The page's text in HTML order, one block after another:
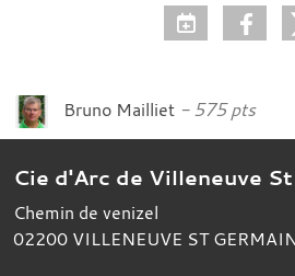
Bruno Mailliet 575 pts
Cie d'Arc de Villeneuve
Chemin de venizel
02200 VILLENEUVE ST